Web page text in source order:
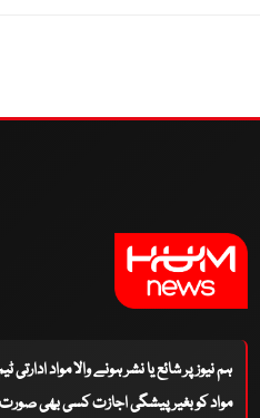
ہم نیوز پر شائع یا نشر ہونے والا مواد
مواد کو بغیر پیشگی اجازت کسی بھی